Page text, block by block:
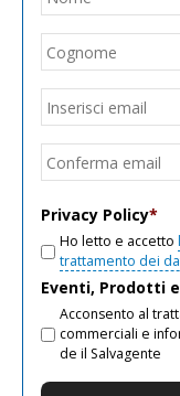
Email
Privacy Policy*
Ho letto e accetto
trattamento dei
Eventi, Prodotti
Acconsento al
commerciali e
de il Salvagente